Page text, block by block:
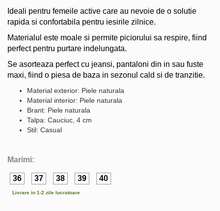
Ideali pentru femeile active care au nevoie de o solutie
rapida si confortabila pentru iesirile zilnice.
Materialul este moale si permite piciorului sa respire, fiind
perfect pentru purtare indelungata.
Se asorteaza perfect cu jeansi, pantaloni din in sau fuste
maxi, fiind o piesa de baza in sezonul cald si de tranzitie.
Material exterior: Piele naturala
Material interior: Piele naturala
Brant: Piele naturala
Talpa: Cauciuc, 4 cm
Stil: Casual
Marimi:
36 37 38 39 40
Livrare in 1-2 zile lucratoare